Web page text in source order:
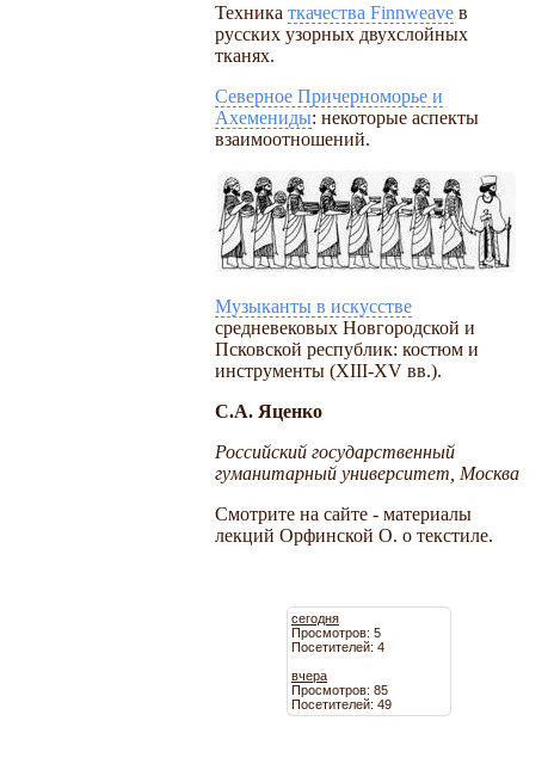
Техника ткачества Finnweave в
русских узорных двухслойных
тканях.
Северное Причерноморье и
Ахемениды: некоторые аспекты
взаимоотношений.
Музыканты в искусстве
средневековых Новгородской и
Псковской республик: костюм и
инструменты (XIII-XV вв.).
С.А. Яценко
Российский государственный
гуманитарный университет, Москва
Смотрите на сайте - материалы
лекций Орфинской О. о текстиле.
сегодня
Просмотров: 5
Посетителей: 4
вчера
Просмотров: 85
Посетителей: 49